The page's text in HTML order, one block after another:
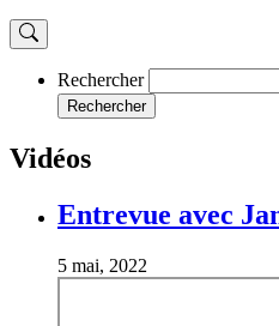
Rechercher
Rechercher
Vidéos
Entrevue avec
5 mai, 2022